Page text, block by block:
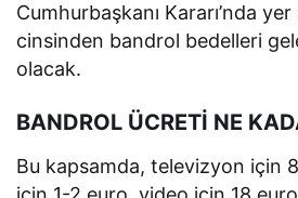
Cumhurbaşkanı Kararı’nda
cinsinden bandrol bedelleri
olacak.
BANDROL ÜCRETİ NE
Bu kapsamda, televizyon için